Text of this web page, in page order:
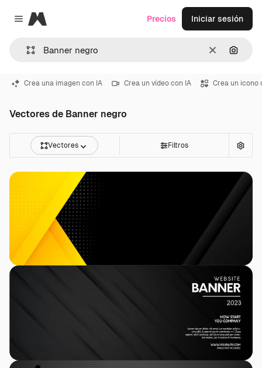
Close menu
Magnific
Borrar
Precios Iniciar sesión
Crea una imagen con IA Crea un vídeo con IA Crea un icono
Vectores de Banner negro
Vectores Filtros